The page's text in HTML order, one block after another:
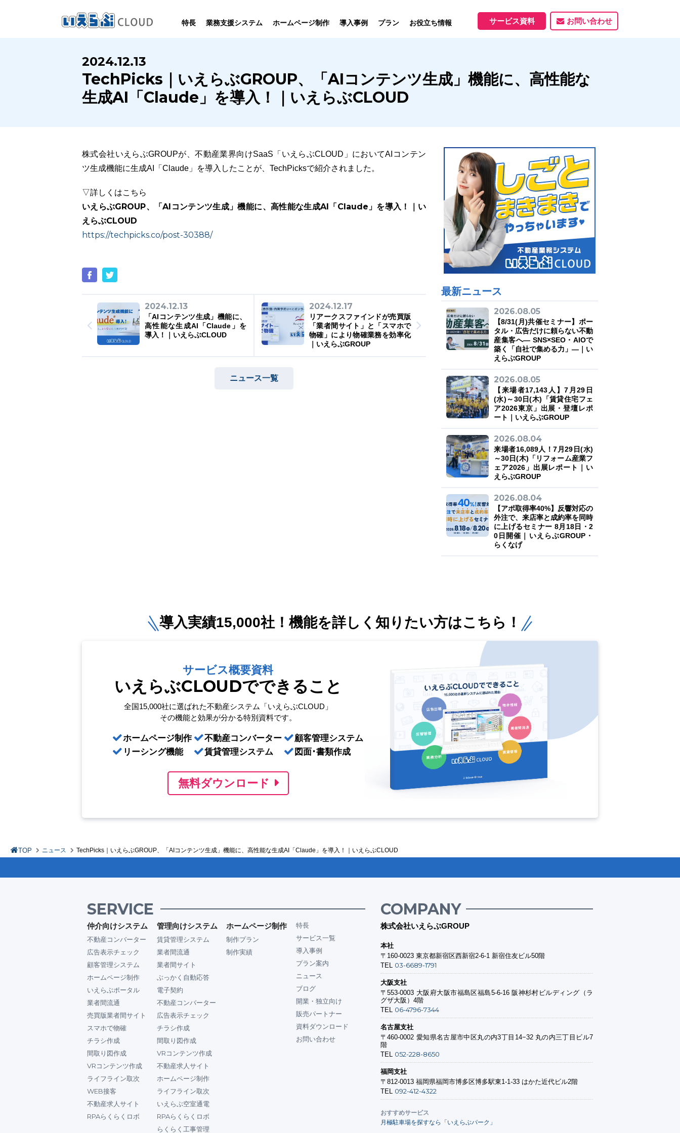
特長 業務支援システム
SYSTEM
いえらぶCLOUDは不動産業務を
幅広く支援しています。
業務向け機能
売買仲介
業務向け機能
賃貸管理
業務向け機能
サービス一覧
ホームページ制作
HOMEPAGE
いえらぶは集客用ホームページを
不動産業に特化して制作しています。
制作について
制作の流れ
制作実績
導入事例
PERFORMANCE
いえらぶCLOUDを実際にご利用の
お客様の声と制作実績のご紹介です。
ユーザーインタビュー ホームページ制作実績
プラン お役立ち情報
INFORMATION
いえらぶCLOUDや不動産業界に関する
ニュース･ノウハウをお伝えします。
ニュース一覧 お役立ちブログ 資料ダウンロード
サービス資料 お問い合わせ
2024.12.13
TechPicks｜いえらぶGROUP、「AIコンテンツ生成」機能に、高性能な
生成AI「Claude」を導入！｜いえらぶCLOUD
株式会社いえらぶGROUPが、不動産業界向けSaaS「いえらぶCLOUD」においてAIコンテン
ツ生成機能に生成AI「Claude」を導入したことが、TechPicksで紹介されました。
▽詳しくはこちら
いえらぶGROUP、「AIコンテンツ生成」機能に、高性能な生成AI「Claude」を導入！｜い
えらぶCLOUD
https://techpicks.co/post-30388/
2024.12.13
「AIコンテンツ生成」機能に、
高性能な生成AI「Claude」を
導入！｜いえらぶCLOUD
2024.12.17
リアークスファインドが売買版
「業者間サイト」と「スマホで
物確」により物確業務を効率化
｜いえらぶGROUP
ニュース一覧
最新ニュース
2026.08.05
【8/31(月)共催セミナー】ポー
タル・広告だけに頼らない不動
産集客へ― SNS×SEO・AIOで
築く「自社で集める力」―｜い
えらぶGROUP
2026.08.05
【来場者17,143人】7月29日
(水)～30日(木)「賃貸住宅フェ
ア2026東京」出展・登壇レポ
ート｜いえらぶGROUP
2026.08.04
来場者16,089人！7月29日(水)
～30日(木)「リフォーム産業フ
ェア2026」出展レポート｜い
えらぶGROUP
2026.08.04
【アポ取得率40%】反響対応の
外注で、来店率と成約率を同時
に上げるセミナー 8月18日・2
0日開催｜いえらぶGROUP・
らくなげ
導入実績15,000社！ 機能を詳しく知りたい方はこちら！
サービス概要資料
いえらぶCLOUDでできること
全国15,000社に選ばれた不動産システム「いえらぶCLOUD」
その機能と効果が分かる特別資料です。
ホームページ制作
リーシング機能
不動産コンバーター
賃貸管理システム
顧客管理システム
図面･書類作成
無料ダウンロード
TOP ニュース TechPicks｜いえらぶGROUP、「AIコンテンツ生成」機能に、高性能な生成AI「Claude」を導入！｜いえらぶCLOUD
SERVICE
仲介向けシステム
不動産コンバーター
広告表示チェック
顧客管理システム
ホームページ制作
いえらぶポータル
業者間流通
売買版業者間サイト
スマホで物確
チラシ作成
間取り図作成
VRコンテンツ作成
ライフライン取次
WEB接客
不動産求人サイト
RPAらくらくロボ
管理向けシステム
賃貸管理システム
業者間流通
業者間サイト
ぶっかく自動応答
電子契約
不動産コンバーター
広告表示チェック
チラシ作成
間取り図作成
VRコンテンツ作成
不動産求人サイト
ホームページ制作
ライフライン取次
いえらぶ空室通電
RPAらくらくロボ
らくらく工事管理
ホームページ制作
制作プラン
制作実績
特長
サービス一覧
導入事例
プラン案内
ニュース
ブログ
開業・独立向け
販売パートナー
資料ダウンロード
お問い合わせ
COMPANY
株式会社いえらぶGROUP
本社
〒160-0023 東京都新宿区西新宿2-6-1 新宿住友ビル50階
TEL 03-6689-1791
大阪支社
〒553-0003 大阪府大阪市福島区福島5-6-16 阪神杉村ビルディング（ラ
グザ大阪）4階
TEL 06-4796-7344
名古屋支社
〒460-0002 愛知県名古屋市中区丸の内3丁目14−32 丸の内三丁目ビル7
階
TEL 052-228-8650
福岡支社
〒812-0013 福岡県福岡市博多区博多駅東1-1-33 はかた近代ビル2階
TEL 092-412-4322
おすすめサービス
月極駐車場を探すなら「いえらぶパーク」